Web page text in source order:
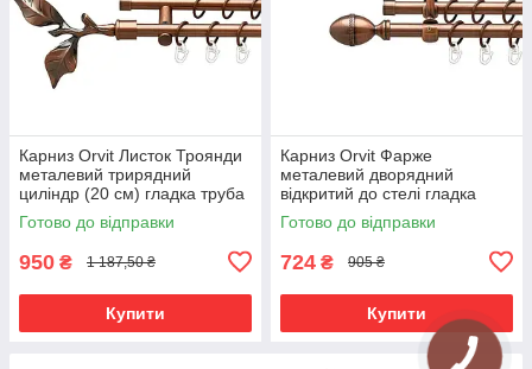
Карниз Orvit Листок Троянди
металевий трирядний
циліндр (20 см) гладка труба
кільце металеве Мідь
16\16\16 мм 120 см (00-
Готово до відправки
950 ₴ 1 187,50 ₴
Купити
Карниз Orvit Фарже
металевий дворядний
відкритий до стелі гладка
труба кільце металеве Мідь
16\16 мм 120 см (00-
Готово до відправки
724 ₴ 905 ₴
Купити